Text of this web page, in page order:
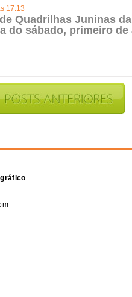
17:13
Quadrilhas Juninas
do sábado, primeiro de